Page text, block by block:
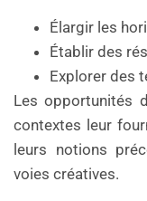
Élargir les
Établir des
Explorer des
Les opportunités
contextes leur
leurs notions
voies créatives.